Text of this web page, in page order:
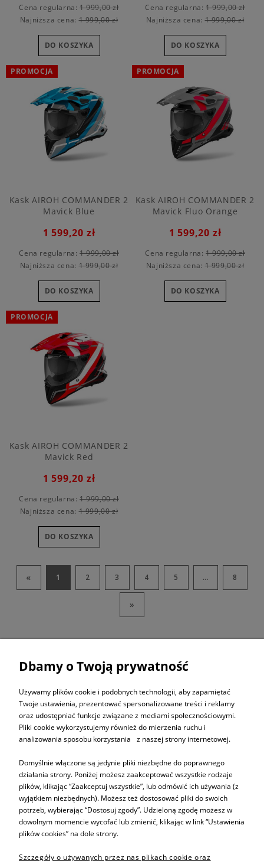
Cena regularna: 1 999,00 zł
Najniższa cena:1 999,00 zł
DO KOSZYKA
Cena regularna: 1 999,00 zł
Najniższa cena:1 999,00 zł
DO KOSZYKA
Kask AIROH COMMANDER 2
Mavick Blue
1 599,20 zł
Cena regularna: 1 999,00 zł
Najniższa cena:1 999,00 zł
DO KOSZYKA
PROMOCJA
Kask AIROH COMMANDER 2
Mavick Fluo Orange
1 599,20 zł
Cena regularna: 1 999,00 zł
Najniższa cena:1 999,00 zł
DO KOSZYKA
PROMOCJA
Kask AIROH COMMANDER 2
Mavick Red
1 599,20 zł
Cena regularna: 1 999,00 zł
Najniższa cena:1 999,00 zł
DO KOSZYKA
PROMOCJA
« 1 2 3 4 5 ... 8
»
ZAPISZ SIĘ DO
NEWSLETTERA
Informacje
Dbamy o Twoją prywatność
Używamy plików cookie i podobnych technologii, aby zapamiętać
Twoje ustawienia, prezentować spersonalizowane treści i reklamy
oraz udostępniać funkcje związane z mediami społecznościowymi.
Pliki cookie wykorzystujemy również do mierzenia ruchu i
analizowania sposobu korzystania z naszej strony internetowej.
Domyślnie włączone są jedynie pliki niezbędne do poprawnego
działania strony. Poniżej możesz zaakceptować wszystkie rodzaje
plików, klikając “Zaakceptuj wszystkie”, lub odmówić ich używania (z
wyjątkiem niezbędnych). Możesz też dostosować pliki do swoich
potrzeb, wybierając “Dostosuj zgody”. Udzieloną zgodę możesz w
dowolnym momencie wycofać lub zmienić, klikając w link “Ustawienia
plików cookies” na dole strony.
Szczegóły o używanych przez nas plikach cookie oraz